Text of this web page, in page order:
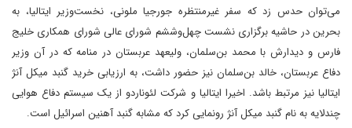
می‌توان حدس زد که سفر غیرمنتظره جورجیا ملونی، نخست‌وزیر ایتالیا، به
بحرین در حاشیه برگزاری نشست چهل‌وششم شورای عالی شورای همکاری خلیج
فارس و دیدارش با محمد بن‌سلمان، ولیعهد عربستان در منامه که در آن وزیر
دفاع عربستان، خالد بن‌سلمان نیز حضور داشت، به ارزیابی خرید گنبد میکل آنژ
ایتالیا نیز مرتبط باشد. اخیرا ایتالیا و شرکت لئوناردو از یک سیستم دفاع هوایی
چندلایه به نام گنبد میکل آنژ رونمایی کرد که مشابه گنبد آهنین اسرائیل است.